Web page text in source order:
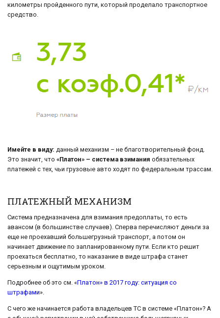
километры пройденного пути, который проделало транспортное
средство.
Имейте в виду: данный механизм – не благотворительный фонд.
Это значит, что «Платон» – система взимания обязательных
платежей с тех, чьи грузовые авто ходят по федеральным трассам.
ПЛАТЕЖНЫЙ МЕХАНИЗМ
Система предназначена для взимания предоплаты, то есть
авансом (в большинстве случаев). Сперва перечисляют деньги за
еще не проехавший большегрузный транспорт, а потом он
начинает движение по запланированному пути. Если кто решит
проехаться бесплатно, то наказание в виде штрафа станет
серьезным и ощутимым уроком.
Подробнее об это см. «Платон» в 2017 году: ситуация со
штрафами».
С чего же начинается работа владельцев ТС в системе «Платон»? А